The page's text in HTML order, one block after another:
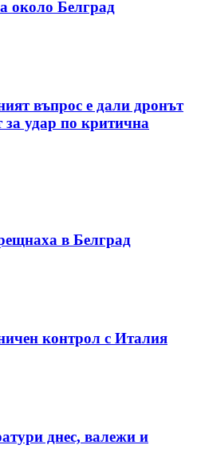
около Белград
въпрос е дали дронът
за удар по критична
в Белград
контрол с Италия
днес, валежи и